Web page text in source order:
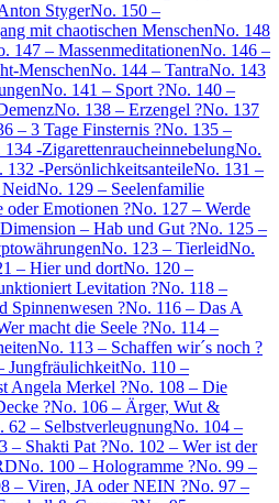
StygerNo. 150 –
mit chaotischen MenschenNo. 148
147 – MassenmeditationenNo. 146 –
MenschenNo. 144 – TantraNo. 143
No. 141 – Sport ?No. 140 –
No. 138 – Erzengel ?No. 137
– 3 Tage Finsternis ?No. 135 –
134 -ZigarettenraucheinnebelungNo.
132 -PersönlichkeitsanteileNo. 131 –
No. 129 – Seelenfamilie
Emotionen ?No. 127 – Werde
– Hab und Gut ?No. 125 –
No. 123 – TierleidNo.
– Hier und dortNo. 120 –
Levitation ?No. 118 –
Spinnenwesen ?No. 116 – Das A
macht die Seele ?No. 114 –
No. 113 – Schaffen wir´s noch ?
JungfräulichkeitNo. 110 –
Angela Merkel ?No. 108 – Die
?No. 106 – Ärger, Wut &
62 – SelbstverleugnungNo. 104 –
– Shakti Pat ?No. 102 – Wer ist der
No. 100 – Hologramme ?No. 99 –
– Viren, JA oder NEIN ?No. 97 –